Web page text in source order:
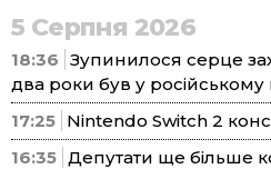
5 Серпня 2026
18:36 Зупинилося серце
два роки був у російському
17:25 Nintendo Switch 2
16:35 Депутати ще більше